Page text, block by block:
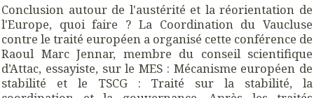
Conclusion autour de l'austérité et la réorientation de
l'Europe, quoi faire ? La Coordination du Vaucluse
contre le traité européen a organisé cette conférence de
Raoul Marc Jennar, membre du conseil scientifique
d’Attac, essayiste, sur le MES : Mécanisme européen de
stabilité et le TSCG : Traité sur la stabilité, la